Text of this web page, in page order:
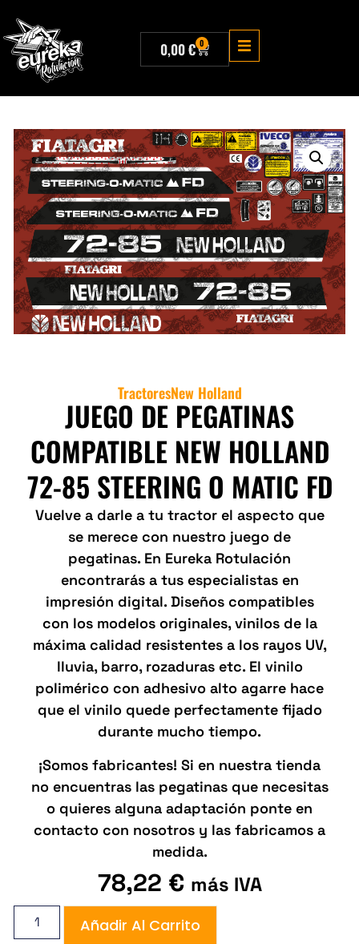
0,00€ 0
TractoresNew Holland
JUEGO DE PEGATINAS
COMPATIBLE NEW HOLLAND
72-85 STEERING O MATIC FD
Vuelve a darle a tu tractor el aspecto que
se merece con nuestro juego de
pegatinas. En Eureka Rotulación
encontrarás a tus especialistas en
impresión digital. Diseños compatibles
con los modelos originales, vinilos de la
máxima calidad resistentes a los rayos UV,
lluvia, barro, rozaduras etc. El vinilo
polimérico con adhesivo alto agarre hace
que el vinilo quede perfectamente fijado
durante mucho tiempo.
¡Somos fabricantes! Si en nuestra tienda
no encuentras las pegatinas que necesitas
o quieres alguna adaptación ponte en
contacto con nosotros y las fabricamos a
medida.
78,22 € más IVA
Añadir Al Carrito